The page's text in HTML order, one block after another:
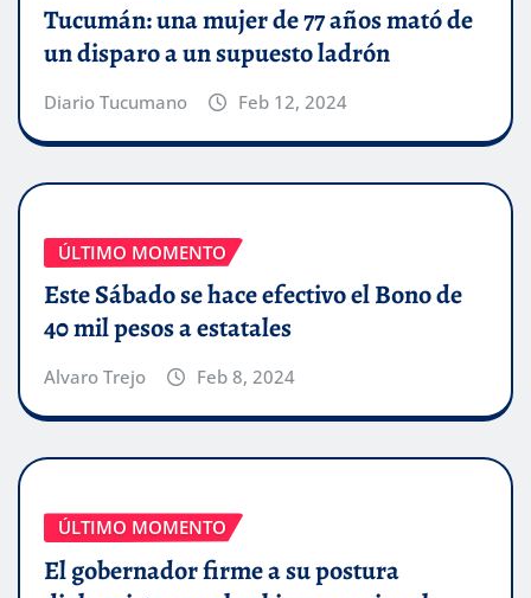
Tucumán: una mujer de 77 años mató de
un disparo a un supuesto ladrón
Diario Tucumano Feb 12, 2024
ÚLTIMO MOMENTO
Este Sábado se hace efectivo el Bono de
40 mil pesos a estatales
Alvaro Trejo Feb 8, 2024
ÚLTIMO MOMENTO
El gobernador firme a su postura